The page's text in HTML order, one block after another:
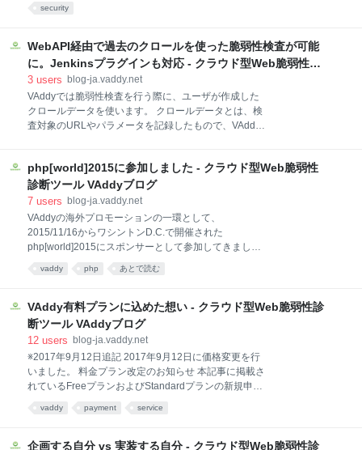
ものコストがかかることもあります。 そもそも
ズの第二弾です。 今回はセキュリティテストのパイプ
と思います。 私の経験では、自動化されたセキュリテ
ィテストがCD（Continuous Delivery）パイプライン
上に組み込まれているのをほとんど見たことがありま
うにすることがパイプラインの役割だとするならば、
製品のセキュリティについても自信を持てるようなる
べきです。全てを取り上げることはできませんが、セ
security
WebAPI経由で過去のクロールを使った脆弱性検査が可能
に。Jenkinsプラグインも対応 - クラウド型Web脆弱性診
断ツール VAddyブログ
3 users blog-ja.vaddy.net
VAddyでは脆弱性検査を行う際に、ユーザが作成した
クロールデータを使います。 クロールデータとは、検
査対象のURLやパラメータを記録したもので、VAddy
Web画面からのスキャン開始操作に限り、過去のクロ
ールデータを選択し検査できるようにしていました。
「過去のクロールデータを使った脆弱性検査が可能に
なりました」 今回、WebAPI経由での過去クロールデ
ータの指定をした検査が可能になりました。同時に、
Jenkinsプラグインもアップデートし、Jenkins経由か
能になっています。 例えば、全てのパターンを網羅し
査のクロールを作成し、JenkinsなどのCI経由では全て
のパターンの検査を、Web画面
php[world]2015に参加しました - クラウド型Web脆弱性
診断ツール VAddyブログ
7 users blog-ja.vaddy.net
VAddyの海外プロモーションの一環として、
2015/11/16からワシントンD.C.で開催された
php[world]2015にスポンサーとして参加してきまし
た。サービスのプロモーションで海外カンファレンス
への参加を検討している方もいると思うので、この記
のか？ VAddyは全世界のWebアプリケーション開発者
をターゲットにしています。 日本国内ではミートアッ
プやカンファレンスなどでVAddyを直接説明して意見
きません。ソーシャル・ネットワークやメール等で拾
える声はたかがしれています。 VAddyを始めてから痛
感したのは、サービスの開始直後は足を使わないとど
うにもならないこと、直接会って話をする／聞くこと
vaddy php あとで読む
VAddy有料プランに込めた想い - クラウド型Web脆弱性診
断ツール VAddyブログ
12 users blog-ja.vaddy.net
※2017年9月12日追記 2017年9月12日に価格変更を行
いました。 料金プラン改定のお知らせ 本記事に掲載さ
れているFreeプランおよびStandardプランの新規申し
リリースしました。 「クラウド型Web脆弱性検査ツー
有料プランを開始」 これまで1年間は無料プランのみ
vaddy payment service
企画する自分 vs 実装する自分 - クラウド型Web脆弱性診